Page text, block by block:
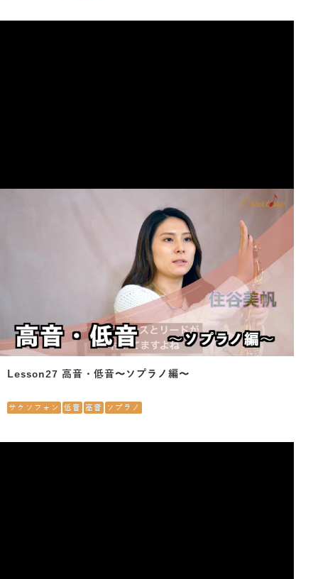
Lesson27 高音・低音〜ソプラノ編〜
サクソフォン 低音 高音 ソプラノ